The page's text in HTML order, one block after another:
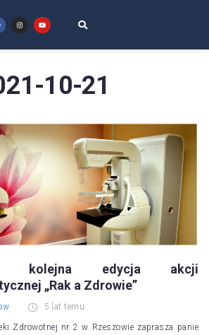
10-21
kolejna edycja akcji
„Rak a Zdrowie”
5 lat temu
Zdrowotnej nr 2 w Rzeszowie zaprasza panie